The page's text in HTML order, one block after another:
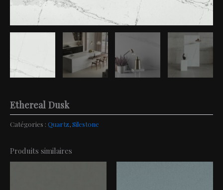
Ethereal Dusk
Catégories : Quartz,Silestone
Produits similaires